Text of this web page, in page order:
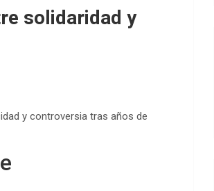
solidaridad y
y controversia tras años de